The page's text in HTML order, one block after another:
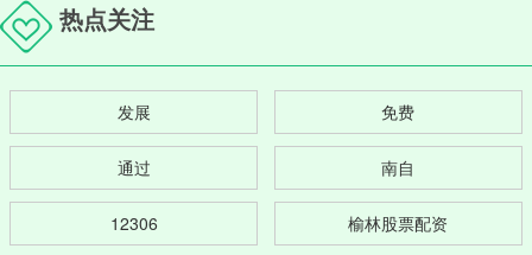
热点关注
发展 免费
通过 南自
12306 榆林股票配资